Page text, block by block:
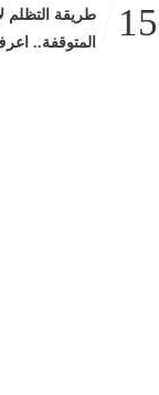
15
طريقة التظلم
المتوقفة..